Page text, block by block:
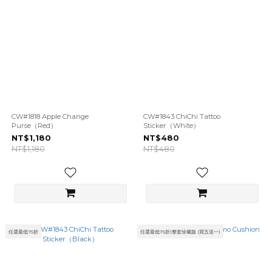
CW#1818 Apple Change
Purse（Red）
NT$1,180
NT$1,180
CW#1843 ChiChi Tattoo
Sticker（White）
NT$480
NT$480
任選最低75折 任選最低75折|整套珍藏版 (買五送一)